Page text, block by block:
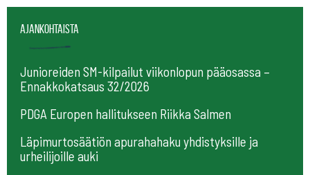
Ajankohtaista
Junioreiden SM-kilpailut viikonlopun pääosassa –
Ennakkokatsaus 32/2026
PDGA Europen hallitukseen Riikka Salmen
Läpimurtosäätiön apurahahaku yhdistyksille ja
urheilijoille auki